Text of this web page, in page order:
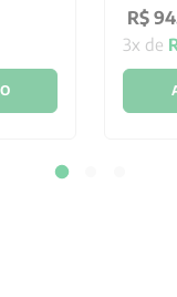
R$ 94
3x de